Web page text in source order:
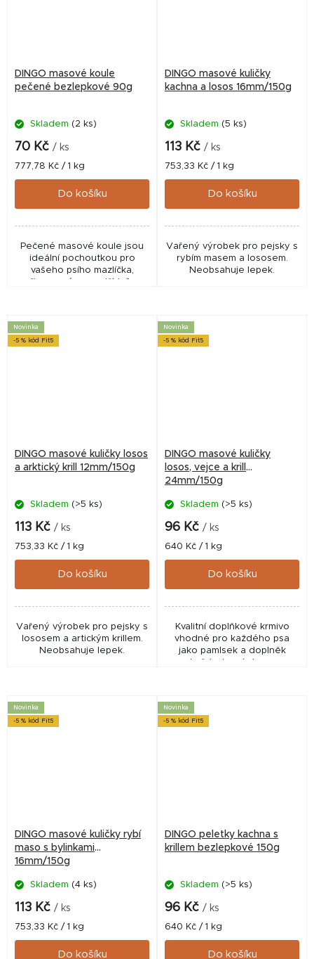
DINGO masové koule
pečené bezlepkové 90g
Skladem (2 ks)
70 Kč / ks
Měrná
cena:
777,78 Kč / 1 kg
Do košíku
Pečené masové koule jsou
ideální pochoutkou pro
vašeho psího mazlíčka,
připravené z prvotřídního
DINGO masové kuličky
kachna a losos 16mm/150g
Skladem (5 ks)
113 Kč / ks
Měrná
cena:
753,33 Kč / 1 kg
Do košíku
Vařený výrobek pro pejsky s
rybím masem a lososem.
Neobsahuje lepek.
Novinka
-5 % kód Fit5
DINGO masové kuličky losos
a arktický krill 12mm/150g
Skladem (>5 ks)
113 Kč / ks
Měrná
cena:
753,33 Kč / 1 kg
Do košíku
Vařený výrobek pro pejsky s
lososem a artickým krillem.
Neobsahuje lepek.
Novinka
-5 % kód Fit5
DINGO masové kuličky
losos, vejce a krill
24mm/150g
Skladem (>5 ks)
96 Kč / ks
Měrná
cena:
640 Kč / 1 kg
Do košíku
Kvalitní doplňkové krmivo
vhodné pro každého psa
jako pamlsek a doplněk
každodenní stravy
Novinka
-5 % kód Fit5
DINGO masové kuličky rybí
maso s bylinkami
16mm/150g
Skladem (4 ks)
113 Kč / ks
Měrná
cena:
753,33 Kč / 1 kg
Do košíku
Novinka
-5 % kód Fit5
DINGO peletky kachna s
krillem bezlepkové 150g
Skladem (>5 ks)
96 Kč / ks
Měrná
cena:
640 Kč / 1 kg
Do košíku